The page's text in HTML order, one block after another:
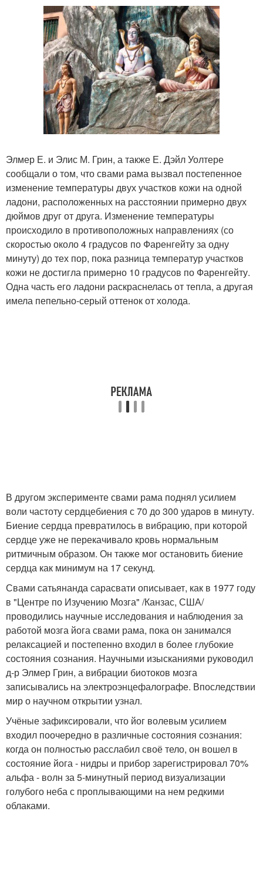
Элмер Е. и Элис М. Грин, а также Е. Дэйл Уолтере
сообщали о том, что свами рама вызвал постепенное
изменение температуры двух участков кожи на одной
ладони, расположенных на расстоянии примерно двух
дюймов друг от друга. Изменение температуры
происходило в противоположных направлениях (со
скоростью около 4 градусов по Фаренгейту за одну
минуту) до тех пор, пока разница температур участков
кожи не достигла примерно 10 градусов по Фаренгейту.
Одна часть его ладони раскраснелась от тепла, а другая
имела пепельно-серый оттенок от холода.
В другом эксперименте свами рама поднял усилием
воли частоту сердцебиения с 70 до 300 ударов в минуту.
Биение сердца превратилось в вибрацию, при которой
сердце уже не перекачивало кровь нормальным
ритмичным образом. Он также мог остановить биение
сердца как минимум на 17 секунд.
Свами сатьянанда сарасвати описывает, как в 1977 году
в "Центре по Изучению Мозга" /Канзас, США/
проводились научные исследования и наблюдения за
работой мозга йога свами рама, пока он занимался
релаксацией и постепенно входил в более глубокие
состояния сознания. Научными изысканиями руководил
д-р Элмер Грин, а вибрации биотоков мозга
записывались на электроэнцефалографе. Впоследствии
мир о научном открытии узнал.
Учёные зафиксировали, что йог волевым усилием
входил поочередно в различные состояния сознания:
когда он полностью расслабил своё тело, он вошел в
состояние йога - нидры и прибор зарегистрировал 70%
альфа - волн за 5-минутный период визуализации
голубого неба с проплывающими на нем редкими
облаками.